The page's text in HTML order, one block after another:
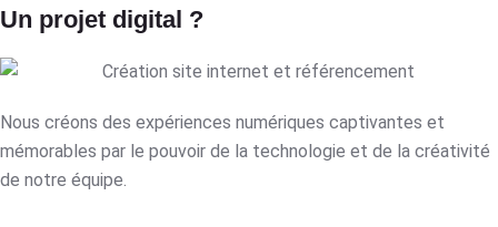
Un projet digital ?
Nous créons des expériences numériques captivantes et
mémorables par le pouvoir de la technologie et de la créativité
de notre équipe.